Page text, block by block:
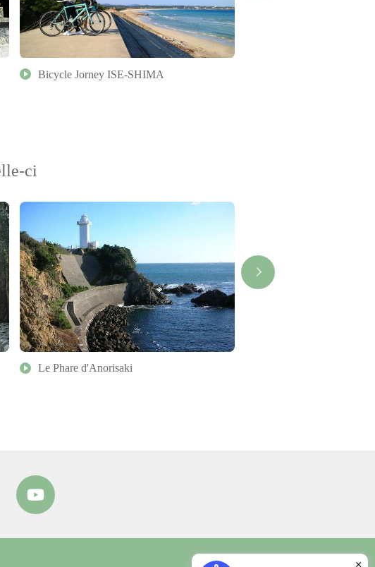
Bicycle Jorney ISE-SHIMA
ci
Le Phare d'Anorisaki
×